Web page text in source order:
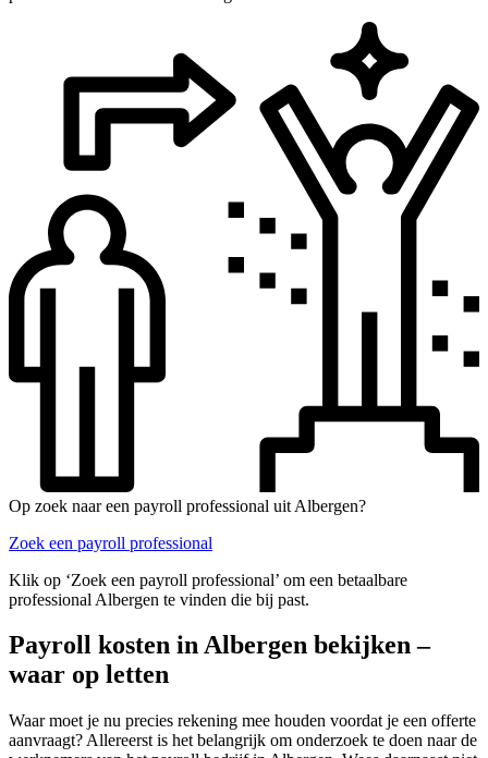
Op zoek naar een payroll professional uit Albergen?
Zoek een payroll professional
Klik op ‘Zoek een payroll professional’ om een betaalbare
professional Albergen te vinden die bij past.
Payroll kosten in Albergen bekijken –
waar op letten
Waar moet je nu precies rekening mee houden voordat je een offerte
aanvraagt? Allereerst is het belangrijk om onderzoek te doen naar de